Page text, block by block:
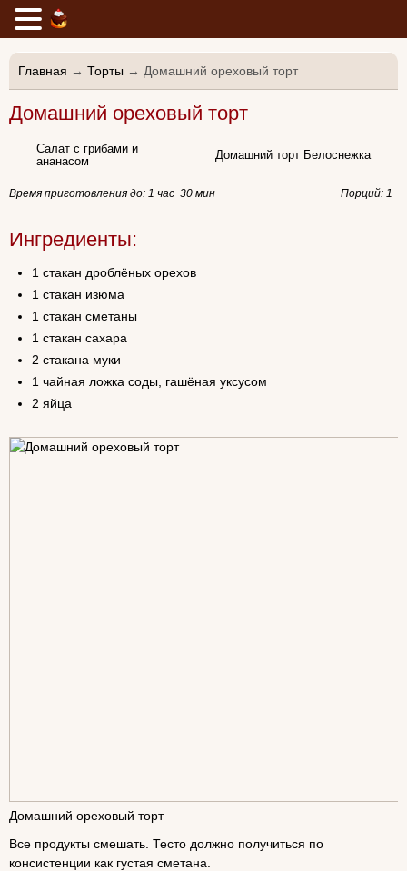
Главная → Торты → Домашний ореховый торт
Домашний ореховый торт
Салат с грибами и
ананасом
Домашний торт Белоснежка
Время приготовления до: 1 час 30 мин Порций: 1
Ингредиенты:
1 стакан дроблёных орехов
1 стакан изюма
1 стакан сметаны
1 стакан сахара
2 стакана муки
1 чайная ложка соды, гашёная уксусом
2 яйца
Домашний ореховый торт
Все продукты смешать. Тесто должно получиться по
консистенции как густая сметана.